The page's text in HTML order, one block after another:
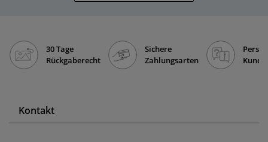
30 Tage
Rückgaberecht
Sichere
Zahlungsarten
Kontakt